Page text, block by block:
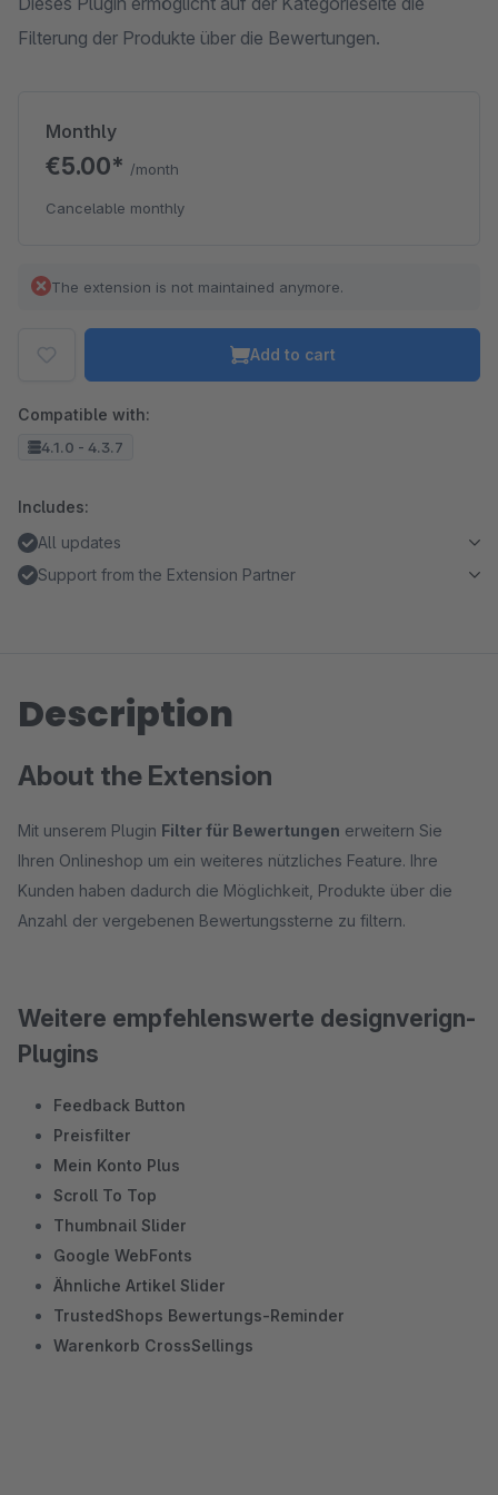
Filterung der Produkte über die Bewertungen.
Monthly
€5.00* /month
Cancelable monthly
The extension is not maintained anymore.
Add to cart
Compatible with:
4.1.0 - 4.3.7
Includes:
All updates
Support from the Extension Partner
Description
About the Extension
Mit unserem Plugin Filter für Bewertungen erweitern Sie
Ihren Onlineshop um ein weiteres nützliches Feature. Ihre
Kunden haben dadurch die Möglichkeit, Produkte über die
Anzahl der vergebenen Bewertungssterne zu filtern.
Weitere empfehlenswerte designverign-
Plugins
Feedback Button
Preisfilter
Mein Konto Plus
Scroll To Top
Thumbnail Slider
Google WebFonts
Ähnliche Artikel Slider
TrustedShops Bewertungs-Reminder
Warenkorb CrossSellings